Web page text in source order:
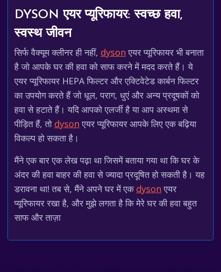
DYSON एयर प्यूरिफायर: स्वच्छ हवा,
स्वस्थ जीवन
सिर्फ वैक्यूम क्लीनर ही नहीं, dyson एयर प्यूरिफायर भी बनाता
है जो आपके घर की हवा को साफ करने में मदद करते हैं। ये
एयर प्यूरिफायर HEPA फिल्टर और एक्टिवेटेड कार्बन फिल्टर
का उपयोग करते हैं जो धूल, पराग, धुएं और अन्य प्रदूषकों को
हवा से हटाते हैं। यदि आपको एलर्जी है या आप अस्थमा से
पीड़ित हैं, तो dyson एयर प्यूरिफायर आपके लिए एक बढ़िया
विकल्प हो सकता है।
मैंने एक बार एक लेख पढ़ा था जिसमें बताया गया था कि घर के
अंदर की हवा बाहर की हवा से ज्यादा प्रदूषित हो सकती है। यह
डरावना था! तब से, मैंने अपने घर में एक dyson एयर
प्यूरिफायर रखा है, और मुझे लगता है कि मेरे घर की हवा बहुत
साफ और ताज़ा